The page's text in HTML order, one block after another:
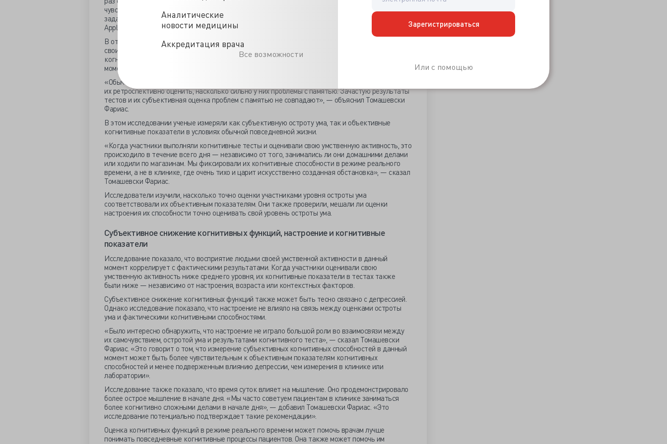
Аналитические
новости медицины
Аккредитация врача
Все возможности
Зарегистрироваться
Или с помощью
чувствовали стресс, усталость или депрессию. Они также выполняли короткие когнитивные
задания для измерения скорости обработки информации и внимания непосредственно через
Apple Watch.
В отличие от стандартного тестирования, которое часто основано на воспоминаниях людей о
своих чувствах в течение недель или месяцев, этот подход позволяет фиксировать
когнитивные процессы в реальном времени. Это метод, известный как экологическая
моментальная оценка.
«Обычно в клинике или исследовательском центре мы проводим с пациентами тесты и просим
их ретроспективно оценить, насколько сильно у них проблемы с памятью. Зачастую результаты
тестов и их субъективная оценка проблем с памятью не совпадают», — объяснил Томашевски
Фариас.
В этом исследовании ученые измеряли как субъективную остроту ума, так и объективные
когнитивные показатели в условиях обычной повседневной жизни.
«Когда участники выполняли когнитивные тесты и оценивали свою умственную активность, это
происходило в течение всего дня — независимо от того, занимались ли они домашними делами
или ходили по магазинам. Мы фиксировали их когнитивные способности в режиме реального
времени, а не в клинике, где очень тихо и царит искусственно созданная обстановка», — сказал
Томашевски Фариас.
Исследователи изучили, насколько точно оценки участниками уровня остроты ума
соответствовали их объективным показателям. Они также проверили, мешали ли оценки
настроения их способности точно оценивать свой уровень остроты ума.
Субъективное снижение когнитивных функций, настроение и когнитивные
показатели
Исследование показало, что восприятие людьми своей умственной активности в данный
момент коррелирует с фактическими результатами. Когда участники оценивали свою
умственную активность ниже среднего уровня, их когнитивные показатели в тестах также
были ниже — независимо от настроения, возраста или контекстных факторов.
Субъективное снижение когнитивных функций также может быть тесно связано с депрессией.
Однако исследование показало, что настроение не влияло на связь между оценками остроты
ума и фактическими когнитивными способностями.
«Было интересно обнаружить, что настроение не играло большой роли во взаимосвязи между
их самочувствием, остротой ума и результатами когнитивного теста», — сказал Томашевски
Фариас. «Это говорит о том, что измерение субъективных когнитивных способностей в данный
момент может быть более чувствительным к объективным показателям когнитивных
способностей и менее подверженным влиянию депрессии, чем измерения в клинике или
лаборатории».
Исследование также показало, что время суток влияет на мышление. Оно продемонстрировало
более острое мышление в начале дня. «Мы часто советуем пациентам в клинике заниматься
более когнитивно сложными делами в начале дня», — добавил Томашевски Фариас. «Это
исследование потенциально подтверждает такие рекомендации».
Оценка когнитивных функций в режиме реального времени может помочь врачам лучше
понимать повседневные когнитивные процессы пациентов. Она также может помочь им